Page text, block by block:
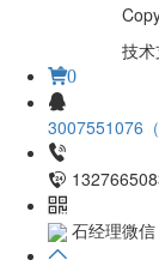
技术
0
3007551076
石经理微信